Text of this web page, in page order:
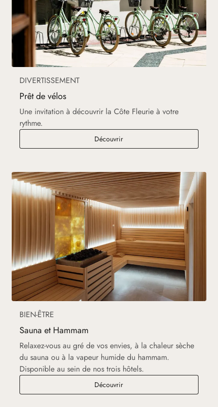
DIVERTISSEMENT
Prêt de vélos
Une invitation à découvrir la Côte Fleurie à votre
rythme.
DécouvrirPrêt de vélos
BIEN-ÊTRE
Sauna et Hammam
Relaxez-vous au gré de vos envies, à la chaleur sèche
du sauna ou à la vapeur humide du hammam.
Disponible au sein de nos trois hôtels.
DécouvrirSauna et Hammam